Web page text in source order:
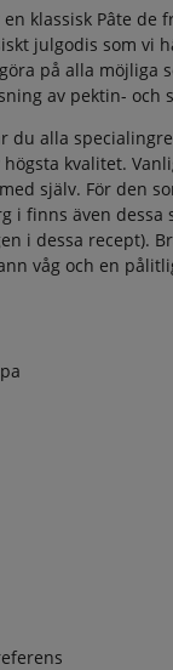
klassisk Pâte de
julgodis som vi
på alla möjliga
av pektin- och
du alla
kvalitet.
själv. För den
i finns även dessa
i dessa recept).
våg och en